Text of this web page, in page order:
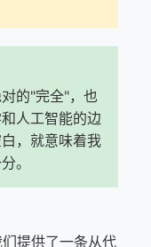
的"完全"，也
人工智能的边
，就意味着我
。
提供了一条从代